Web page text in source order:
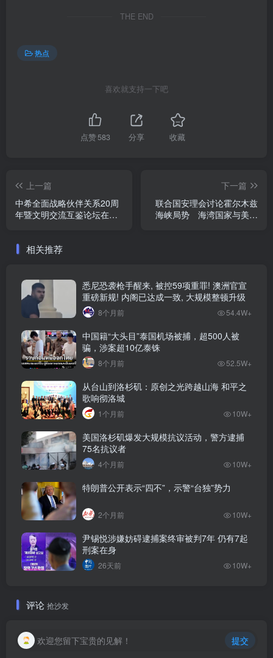
THE END
热点
喜欢就支持一下吧
点赞583 分享 收藏
上一篇
中希全面战略伙伴关系20周
年暨文明交流互鉴论坛在雅
下一篇
联合国安理会讨论霍尔木兹
海峡局势 海湾国家与美国
相关推荐
悉尼恐袭枪手醒来, 被控59项重罪! 澳洲官宣
重磅新规! 内阁已达成一致, 大规模整顿升级
8个月前 54.4W+
中国籍“大头目”泰国机场被捕，超500人被
骗，涉案超10亿泰铢
8个月前 52.5W+
从台山到洛杉矶：原创之光跨越山海 和平之
歌响彻洛城
1个月前 10W+
美国洛杉矶爆发大规模抗议活动，警方逮捕
75名抗议者
4个月前 10W+
特朗普公开表示“四不”，示警“台独”势力
2个月前 10W+
尹锡悦涉嫌妨碍逮捕案终审被判7年 仍有7起
刑案在身
26天前 10W+
评论 抢沙发
欢迎您留下宝贵的见解！ 提交